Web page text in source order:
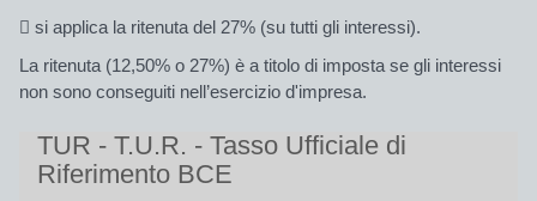
 si applica la ritenuta del 27% (su tutti gli interessi).
La ritenuta (12,50% o 27%) è a titolo di imposta se gli interessi
non sono conseguiti nell’esercizio d'impresa.
TUR - T.U.R. - Tasso Ufficiale di
Riferimento BCE